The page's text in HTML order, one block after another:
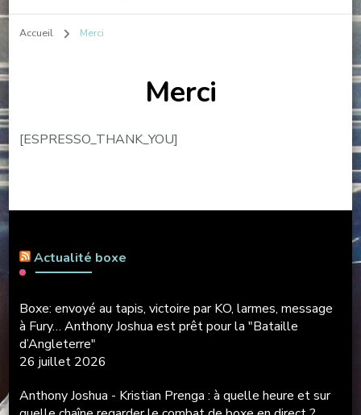
Accueil Merci
Merci
[ESPRESSO_THANK_YOU]
Actualité boxe
Boxe: envoyé au tapis, victoire par KO, larmes, message
à Fury… Anthony Joshua est prêt pour la "Bataille
d’Angleterre"
26 juillet 2026
Anthony Joshua - Kristian Prenga : à quelle heure et sur